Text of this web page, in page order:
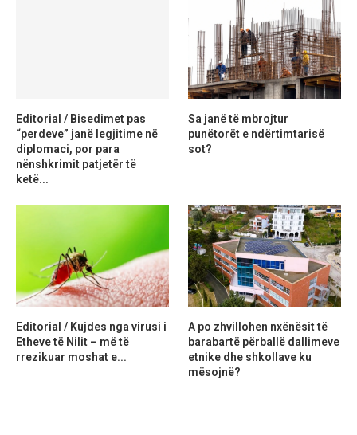
Editorial / Bisedimet pas
“perdeve” janë legjitime në
diplomaci, por para
nënshkrimit patjetër të
ketë...
Sa janë të mbrojtur
punëtorët e ndërtimtarisë
sot?
Editorial / Kujdes nga virusi i
Etheve të Nilit – më të
rrezikuar moshat e...
A po zhvillohen nxënësit të
barabartë përballë dallimeve
etnike dhe shkollave ku
mësojnë?